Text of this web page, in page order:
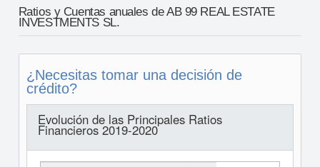
Ratios y Cuentas anuales de AB 99 REAL ESTATE
INVESTMENTS SL.
¿Necesitas tomar una decisión de
crédito?
Evolución de las Principales Ratios
Financieros 2019-2020